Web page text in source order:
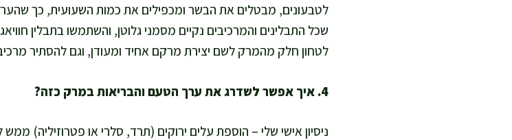
לטבעונים, מבטלים את הבשר ומכפילים את כמות השעועית, כך
שכל התבלינים והמרכיבים נקיים מסמני גלוטן, והשתמשו בתבלין
לטחון חלק מהמרק לשם יצירת מרקם אחיד ומעודן, וגם להסתיר
4. איך אפשר לשדרג את ערך הטעם והבריאות במרק כזה?
ניסיון אישי שלי – הוספת עלים ירוקים (תרד, סלרי או